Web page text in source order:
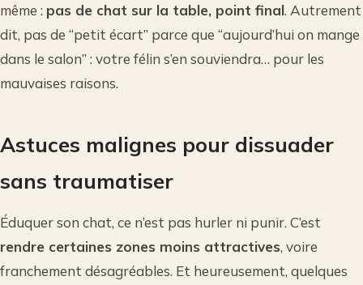
même : pas de chat sur la table, point final. Autrement
dit, pas de “petit écart” parce que “aujourd’hui on mange
dans le salon” : votre félin s’en souviendra… pour les
mauvaises raisons.
Astuces malignes pour dissuader
sans traumatiser
Éduquer son chat, ce n’est pas hurler ni punir. C’est
rendre certaines zones moins attractives, voire
franchement désagréables. Et heureusement, quelques